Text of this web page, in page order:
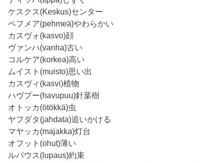
ケスクス(Keskus)センター
ペフメア(pehmeä)やわらかい
カスヴォ(kasvo)顔
ヴァンハ(vanha)古い
コルケア(korkea)高い
ムイスト(muisto)思い出
カスヴィ(kasvi)植物
ハヴプー(havupuu)針葉樹
オトッカ(ötökkä)虫
ヤフダタ(jahdata)追いかける
マヤッカ(majakka)灯台
オフット(ohut)薄い
ルパウス(lupaus)約束